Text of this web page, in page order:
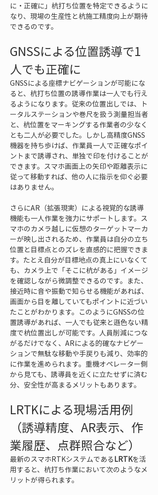
に・正確に」杭打ち位置を特定できるように
なり、現場の生産性と杭施工精度向上が期待
できるのです。
GNSSによる位置誘導で1
人でも正確に
GNSSによる座標ナビゲーションが可能にな
ると、杭打ち位置の誘導作業は一人でも行え
るようになります。従来の位置出しでは、ト
ータルステーションや巻尺を扱う測量担当者
と、杭位置をマーキングする作業者の少なく
とも二人が必要でした。しかし高精度GNSS
機器を持ち歩けば、作業員一人で正確なポイ
ントまで誘導され、単独で印を付けることが
できます。スマホ画面上の矢印や距離表示に
従って移動すれば、他の人に指示を仰ぐ必要
はありません。
さらにAR（拡張現実）による視覚的な誘導
機能も一人作業を強力にサポートします。ス
マホのカメラ越しに仮想のターゲットマーカ
ーが映し出されるため、作業員は自分の立ち
位置と目標点とのズレを直感的に把握できま
す。たとえ自分が目標地点の真上にいなくて
も、カメラ上で「そこに杭がある」イメージ
を確認しながら微調整できるのです。また、
接近時に音や振動で知らせる機能があれば、
画面から目を離していてもポイントに近づい
たことがわかります。このようにGNSSの位
置誘導があれば、一人でも従来と遜色ない精
度で杭位置出しが可能です。人員削減につな
がるだけでなく、ARによる的確なナビゲー
ションで無駄な移動や手戻りも減り、効率的
に作業を進められます。重機オペレーター側
から見ても、誘導員を近くに立たせずに済む
分、安全性が高まるメリットもあります。
LRTKによる現場活用例
（誘導精度、AR表示、作
業履歴、点群照合など）
最新のスマホRTKシステムであるLRTKを活
用すると、杭打ち作業において次のようなメ
リットが得られます。